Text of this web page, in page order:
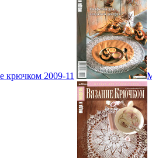
крючком 2009-11